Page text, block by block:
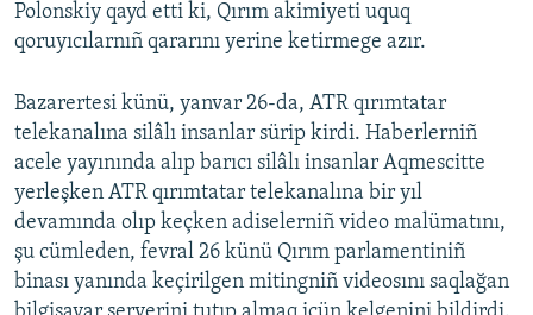
Polonskiy qayd etti ki, Qırım akimiyeti uquq
qoruyıcılarnıñ qararını yerine ketirmege azır.
Bazarertesi künü, yanvar 26-da, ATR qırımtatar
telekanalına silâlı insanlar sürip kirdi. Haberlerniñ
acele yayınında alıp barıcı silâlı insanlar Aqmescitte
yerleşken ATR qırımtatar telekanalına bir yıl
devamında olıp keçken adiselerniñ video malümatını,
şu cümleden, fevral 26 künü Qırım parlamentiniñ
binası yanında keçirilgen mitingniñ videosını saqlağan